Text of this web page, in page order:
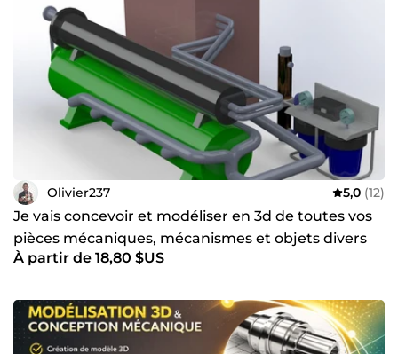
Olivier237 5,0 (12)
Je vais concevoir et modéliser en 3d de toutes vos
pièces mécaniques, mécanismes et objets divers
À partir de 18,80 $US